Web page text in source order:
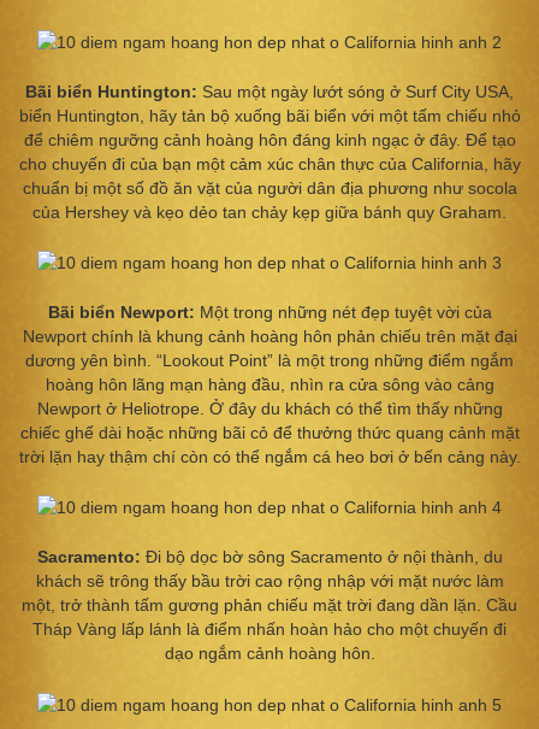
Bãi biển Huntington: Sau một ngày lướt sóng ở Surf City USA,
biển Huntington, hãy tản bộ xuống bãi biển với một tấm chiếu nhỏ
để chiêm ngưỡng cảnh hoàng hôn đáng kinh ngạc ở đây. Để tạo
cho chuyến đi của bạn một cảm xúc chân thực của California, hãy
chuẩn bị một số đồ ăn vặt của người dân địa phương như socola
của Hershey và kẹo dẻo tan chảy kẹp giữa bánh quy Graham.
Bãi biển Newport: Một trong những nét đẹp tuyệt vời của
Newport chính là khung cảnh hoàng hôn phản chiếu trên mặt đại
dương yên bình. “Lookout Point” là một trong những điểm ngắm
hoàng hôn lãng mạn hàng đầu, nhìn ra cửa sông vào cảng
Newport ở Heliotrope. Ở đây du khách có thể tìm thấy những
chiếc ghế dài hoặc những bãi cỏ để thưởng thức quang cảnh mặt
trời lặn hay thậm chí còn có thể ngắm cá heo bơi ở bến cảng này.
Sacramento: Đi bộ dọc bờ sông Sacramento ở nội thành, du
khách sẽ trông thấy bầu trời cao rộng nhập với mặt nước làm
một, trở thành tấm gương phản chiếu mặt trời đang dần lặn. Cầu
Tháp Vàng lấp lánh là điểm nhấn hoàn hảo cho một chuyến đi
dạo ngắm cảnh hoàng hôn.